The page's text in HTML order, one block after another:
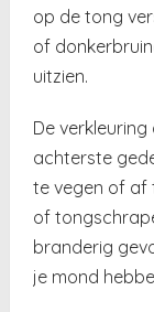
op de tong
of
uitzien.
De
achterste
te vegen of af
of
branderig
je mond